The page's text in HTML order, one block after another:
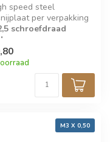
speed steel
per verpakking
schroefdraad
M3 X 0,50